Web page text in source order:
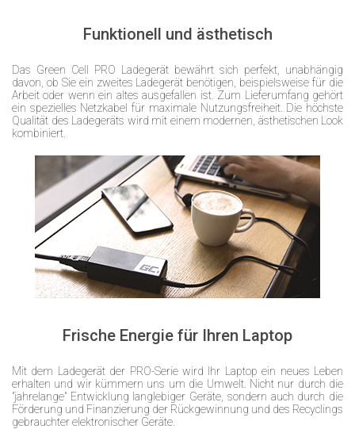
Funktionell und ästhetisch
Das Green Cell PRO Ladegerät bewährt sich perfekt, unabhängig
davon, ob Sie ein zweites Ladegerät benötigen, beispielsweise für die
Arbeit oder wenn ein altes ausgefallen ist. Zum Lieferumfang gehört
ein spezielles Netzkabel für maximale Nutzungsfreiheit. Die höchste
Qualität des Ladegeräts wird mit einem modernen, ästhetischen Look
kombiniert.
Frische Energie für Ihren Laptop
Mit dem Ladegerät der PRO-Serie wird Ihr Laptop ein neues Leben
erhalten und wir kümmern uns um die Umwelt. Nicht nur durch die
"jahrelange" Entwicklung langlebiger Geräte, sondern auch durch die
Förderung und Finanzierung der Rückgewinnung und des Recyclings
gebrauchter elektronischer Geräte.